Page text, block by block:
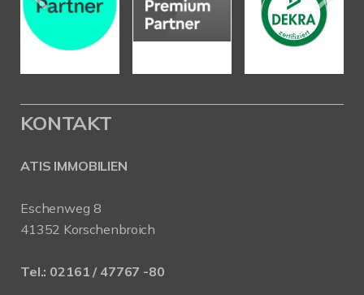
KONTAKT
ATIS IMMOBILIEN
Eschenweg 8
41352 Korschenbroich
Tel.: 02161 / 47767 -80